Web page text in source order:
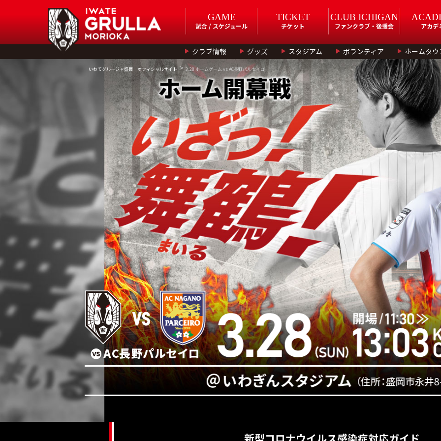
GAME
試合 / スケジュール
TICKET
チケット
CLUB ICHIGAN
ファンクラブ・後援会 アカデ
クラブ情報 グッズ スタジアム ボランティア ホームタウ
いわてグルージャ盛岡 オフィシャルサイト>3.28 ホームゲーム vs AC長野パルセイロ
新型コロナウイルス感染症対応ガイド